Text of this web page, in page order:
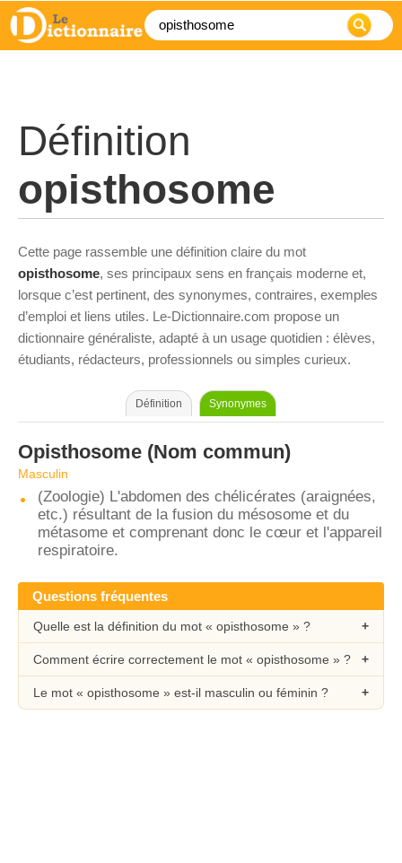
Définition
opisthosome
Cette page rassemble une définition claire du mot
opisthosome, ses principaux sens en français moderne et,
lorsque c’est pertinent, des synonymes, contraires, exemples
d’emploi et liens utiles. Le-Dictionnaire.com propose un
dictionnaire généraliste, adapté à un usage quotidien : élèves,
étudiants, rédacteurs, professionnels ou simples curieux.
Définition Synonymes
Opisthosome (Nom commun)
Masculin
(Zoologie) L'abdomen des chélicérates (araignées,
etc.) résultant de la fusion du mésosome et du
métasome et comprenant donc le cœur et l'appareil
respiratoire.
Questions fréquentes
Quelle est la définition du mot « opisthosome » ?
Comment écrire correctement le mot « opisthosome » ?
Le mot « opisthosome » est-il masculin ou féminin ?